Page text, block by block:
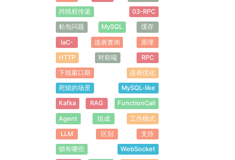
跨线程传递 03-RPC
粘包问题 MySQL 缓存
IaC- 连表查询 原理
HTTP 对前端 RPC
下线窗口期 连表优化
死锁的场景 MySQL-like
Kafka RAG FunctionCall
Agent 组成 工作模式
LLM 区别 支持
锁有哪些 WebSocket